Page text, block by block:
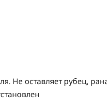
Не оставляет рубец,